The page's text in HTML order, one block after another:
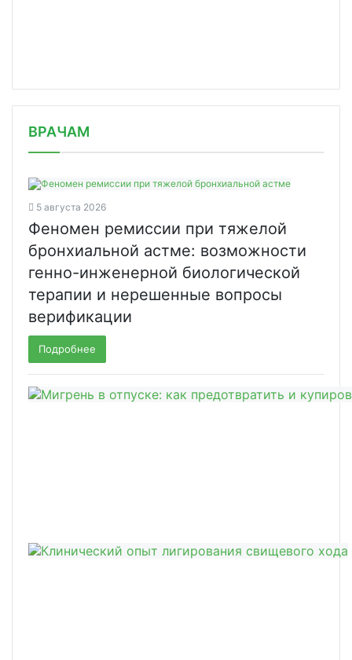
ВРАЧАМ
5 августа 2026
Феномен ремиссии при тяжелой
бронхиальной астме: возможности
генно-инженерной биологической
терапии и нерешенные вопросы
верификации
Подробнее